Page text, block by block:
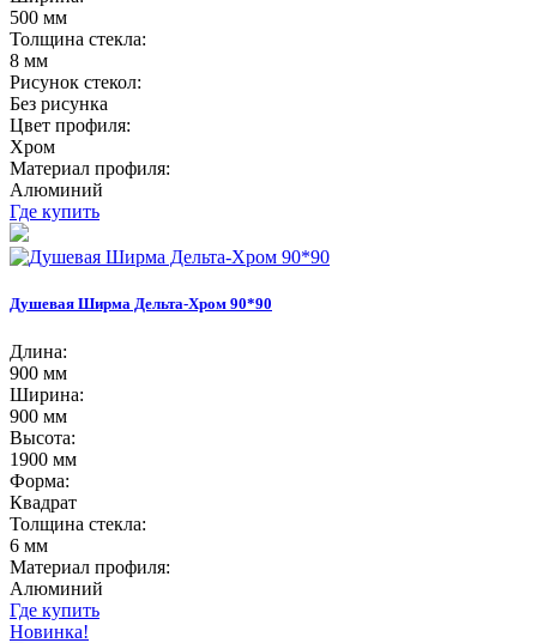
500 мм
Толщина стекла:
8 мм
Рисунок стекол:
Без рисунка
Цвет профиля:
Хром
Материал профиля:
Алюминий
Где купить
Душевая Ширма Дельта-Хром 90*90
Длина:
900 мм
Ширина:
900 мм
Высота:
1900 мм
Форма:
Квадрат
Толщина стекла:
6 мм
Материал профиля:
Алюминий
Где купить
Новинка!